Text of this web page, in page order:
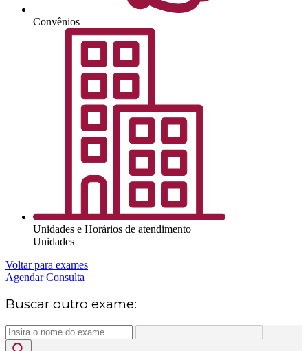
Convênios
Unidades e Horários de atendimento
Unidades
Voltar para exames
Agendar Consulta
Buscar outro exame: